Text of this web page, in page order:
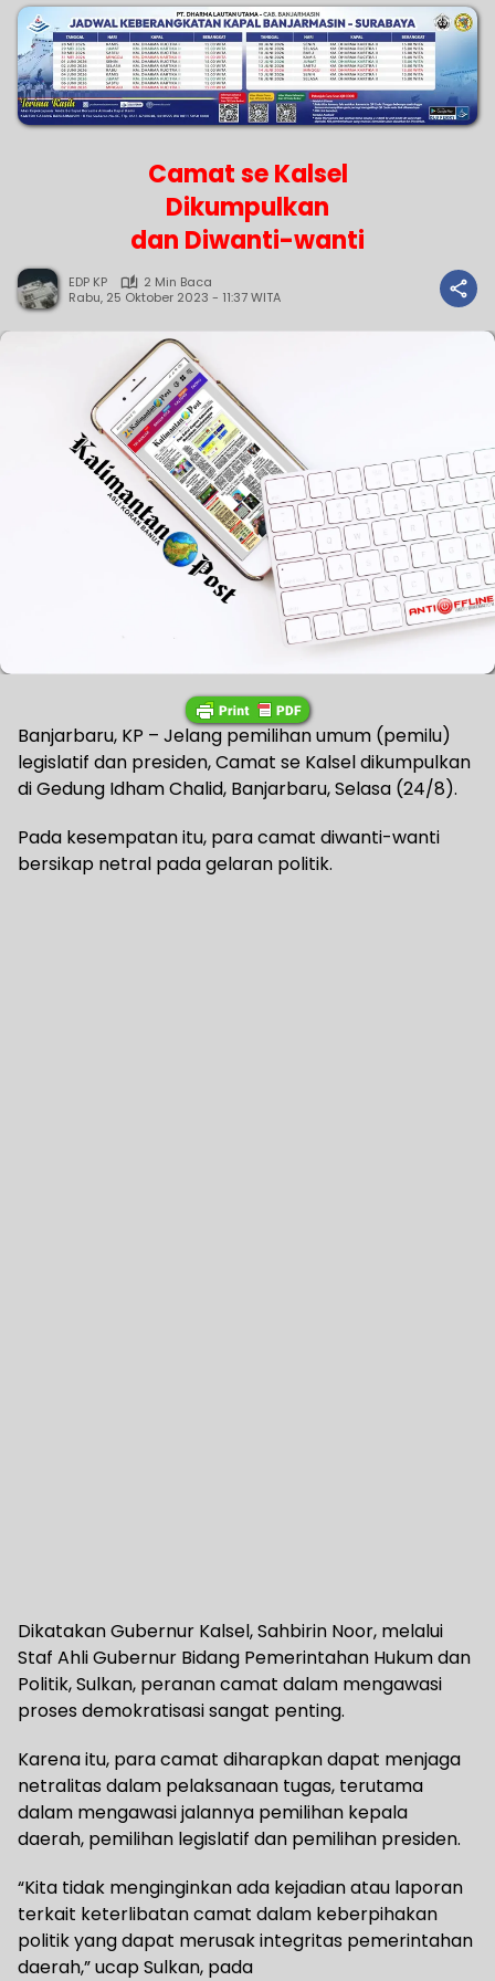
Camat se Kalsel
Dikumpulkan
dan Diwanti-wanti
EDP KP
2 Min Baca
Rabu, 25 Oktober 2023 - 11:37 WITA
Banjarbaru, KP – Jelang pemilihan umum (pemilu)
legislatif dan presiden, Camat se Kalsel dikumpulkan
di Gedung Idham Chalid, Banjarbaru, Selasa (24/8).
Pada kesempatan itu, para camat diwanti-wanti
bersikap netral pada gelaran politik.
Dikatakan Gubernur Kalsel, Sahbirin Noor, melalui
Staf Ahli Gubernur Bidang Pemerintahan Hukum dan
Politik, Sulkan, peranan camat dalam mengawasi
proses demokratisasi sangat penting.
Karena itu, para camat diharapkan dapat menjaga
netralitas dalam pelaksanaan tugas, terutama
dalam mengawasi jalannya pemilihan kepala
daerah, pemilihan legislatif dan pemilihan presiden.
“Kita tidak menginginkan ada kejadian atau laporan
terkait keterlibatan camat dalam keberpihakan
politik yang dapat merusak integritas pemerintahan
daerah,” ucap Sulkan, pada